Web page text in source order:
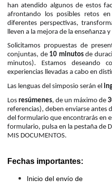
han atendido algunos de estos
afrontando los posibles retos
diferentes perspectivas,
lleven a la mejora de la enseñanza
Solicitamos propuestas de
conjuntas, de 10 minutos de
minutos). Estamos deseando
experiencias llevadas a cabo en
Las lenguas del simposio serán el
Los resúmenes, de un máximo de
referencias), deben enviarse antes
del formulario que encontrarás en
formulario, pulsa en la pestaña de
MIS DOCUMENTOS.
Fechas importantes:
Inicio del envío de